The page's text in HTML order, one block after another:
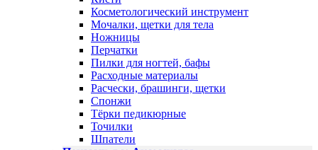
Косметологический инструмент
Мочалки, щетки для тела
Ножницы
Перчатки
Пилки для ногтей, бафы
Расходные материалы
Расчески, брашинги, щетки
Спонжи
Тёрки педикюрные
Точилки
Шпатели